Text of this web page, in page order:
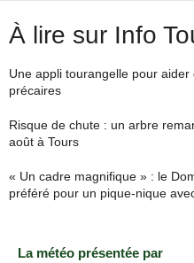
À lire sur Info
Une appli tourangelle pour
précaires
Risque de chute : un arbre
août à Tours
« Un cadre magnifique » : le
préféré pour un pique-nique
La météo présentée par